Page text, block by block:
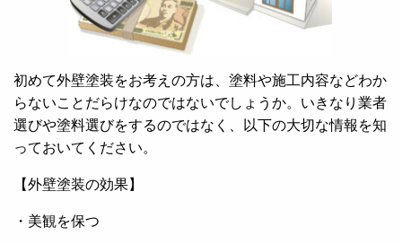
初めて外壁塗装をお考えの方は、塗料や施工内容などわか
らないことだらけなのではないでしょうか。いきなり業者
選びや塗料選びをするのではなく、以下の大切な情報を知
っておいてください。
【外壁塗装の効果】
・美観を保つ